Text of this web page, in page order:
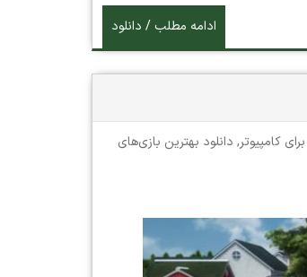
ادامه مطلب / دانلود
کامپیوتر, دانلود بهترین بازی‌های